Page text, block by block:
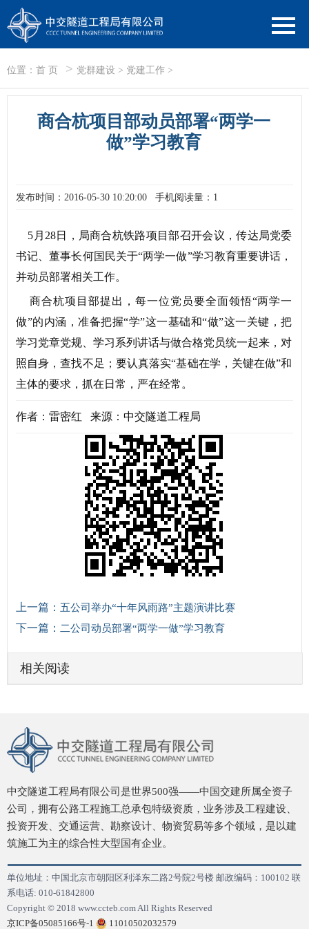
位置： 首 页 > 党群建设 > 党建工作 >
商合杭项目部动员部署“两学一
做”学习教育
发布时间：2016-05-30 10:20:00 手机阅读量：1
5月28日，局商合杭铁路项目部召开会议，传达局党委
书记、董事长何国民关于“两学一做”学习教育重要讲话，
并动员部署相关工作。
商合杭项目部提出，每一位党员要全面领悟“两学一
做”的内涵，准备把握“学”这一基础和“做”这一关键，把
学习党章党规、学习系列讲话与做合格党员统一起来，对
照自身，查找不足；要认真落实“基础在学，关键在做”和
主体的要求，抓在日常，严在经常。
作者：雷密红 来源：中交隧道工程局
上一篇： 五公司举办“十年风雨路”主题演讲比赛
下一篇： 二公司动员部署“两学一做”学习教育
相关阅读
中交隧道工程局有限公司是世界500强——中国交建所属全资子
公司，拥有公路工程施工总承包特级资质，业务涉及工程建设、
投资开发、交通运营、勘察设计、物资贸易等多个领域，是以建
筑施工为主的综合性大型国有企业。
单位地址：中国北京市朝阳区利泽东二路2号院2号楼 邮政编码：100102 联
系电话: 010-61842800
Copyright © 2018 www.ccteb.com All Rights Reserved
京ICP备05085166号-1
11010502032579